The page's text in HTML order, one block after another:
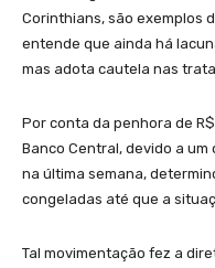
Corinthians, são exemplos
entende que ainda há
mas adota cautela nas
Por conta da penhora de
Banco Central, devido a
na última semana,
congeladas até que a
Tal movimentação fez a